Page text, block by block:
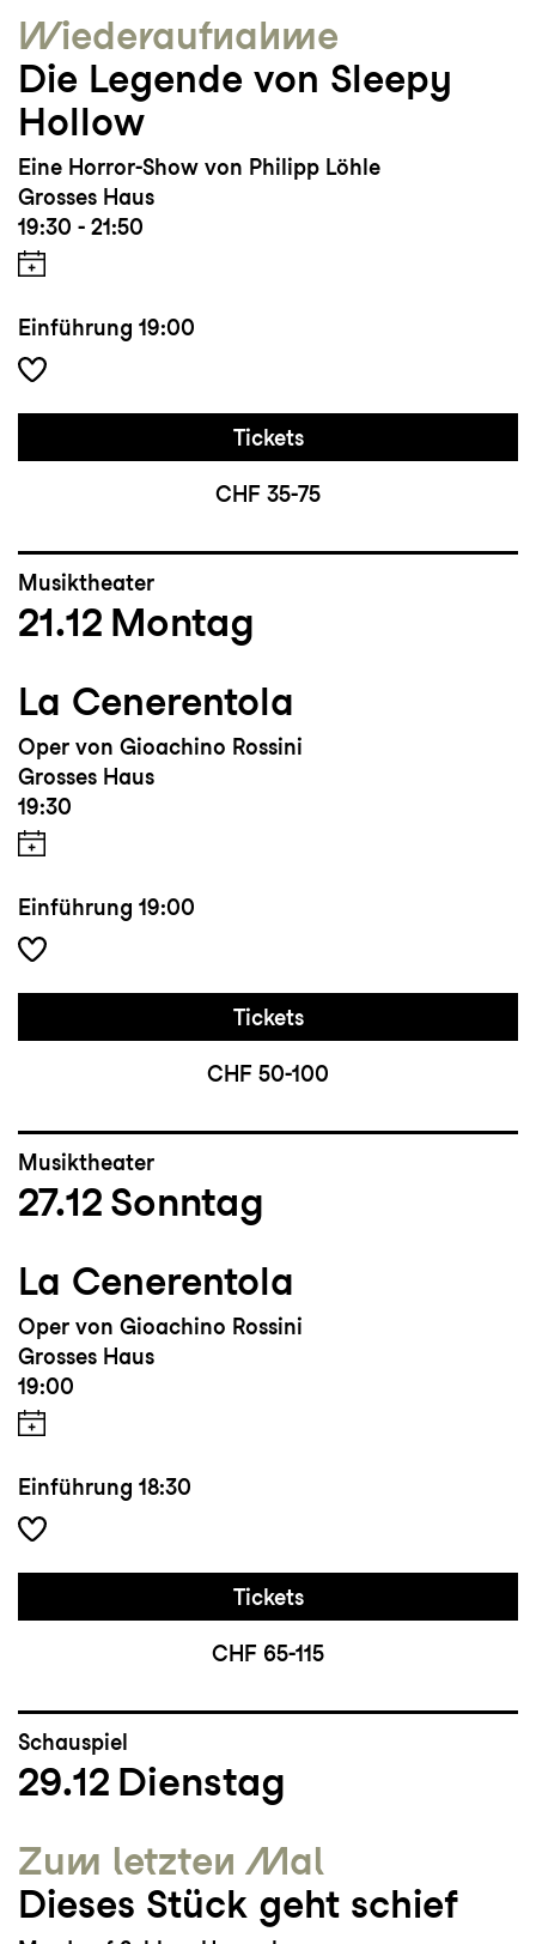
Wieder­aufnahme
Die Legende von Sleepy
Hollow
Eine Horror-Show von Philipp Löhle
Grosses Haus
19:30 - 21:50
Einführung 19:00
Tickets
CHF 35-75
Musiktheater
21.12 Montag
La Cenerentola
Oper von Gioachino Rossini
Grosses Haus
19:30
Einführung 19:00
Tickets
CHF 50-100
Musiktheater
27.12 Sonntag
La Cenerentola
Oper von Gioachino Rossini
Grosses Haus
19:00
Einführung 18:30
Tickets
CHF 65-115
Schauspiel
29.12 Dienstag
Zum letzten Mal
Dieses Stück geht schief